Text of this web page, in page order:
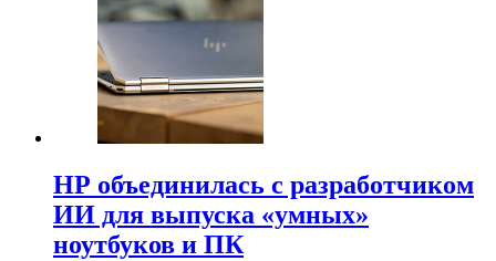
HP объединилась с разработчиком
ИИ для выпуска «умных»
ноутбуков и ПК